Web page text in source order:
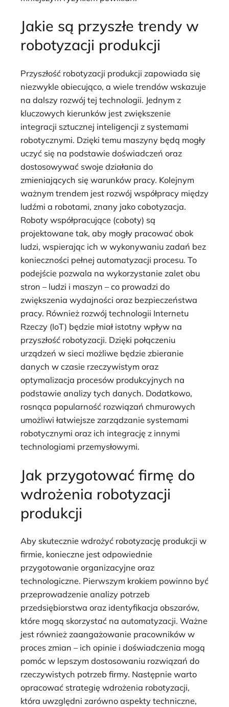
Jakie są przyszłe trendy w
robotyzacji produkcji
Przyszłość robotyzacji produkcji zapowiada się
niezwykle obiecująco, a wiele trendów wskazuje
na dalszy rozwój tej technologii. Jednym z
kluczowych kierunków jest zwiększenie
integracji sztucznej inteligencji z systemami
robotycznymi. Dzięki temu maszyny będą mogły
uczyć się na podstawie doświadczeń oraz
dostosowywać swoje działania do
zmieniających się warunków pracy. Kolejnym
ważnym trendem jest rozwój współpracy między
ludźmi a robotami, znany jako cobotyzacja.
Roboty współpracujące (coboty) są
projektowane tak, aby mogły pracować obok
ludzi, wspierając ich w wykonywaniu zadań bez
konieczności pełnej automatyzacji procesu. To
podejście pozwala na wykorzystanie zalet obu
stron – ludzi i maszyn – co prowadzi do
zwiększenia wydajności oraz bezpieczeństwa
pracy. Również rozwój technologii Internetu
Rzeczy (IoT) będzie miał istotny wpływ na
przyszłość robotyzacji. Dzięki połączeniu
urządzeń w sieci możliwe będzie zbieranie
danych w czasie rzeczywistym oraz
optymalizacja procesów produkcyjnych na
podstawie analizy tych danych. Dodatkowo,
rosnąca popularność rozwiązań chmurowych
umożliwi łatwiejsze zarządzanie systemami
robotycznymi oraz ich integrację z innymi
technologiami przemysłowymi.
Jak przygotować firmę do
wdrożenia robotyzacji
produkcji
Aby skutecznie wdrożyć robotyzację produkcji w
firmie, konieczne jest odpowiednie
przygotowanie organizacyjne oraz
technologiczne. Pierwszym krokiem powinno być
przeprowadzenie analizy potrzeb
przedsiębiorstwa oraz identyfikacja obszarów,
które mogą skorzystać na automatyzacji. Ważne
jest również zaangażowanie pracowników w
proces zmian – ich opinie i doświadczenia mogą
pomóc w lepszym dostosowaniu rozwiązań do
rzeczywistych potrzeb firmy. Następnie warto
opracować strategię wdrożenia robotyzacji,
która uwzględni zarówno aspekty techniczne,